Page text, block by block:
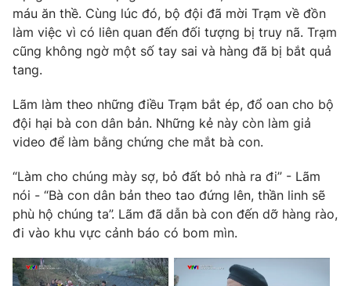
Liên hệ quảng cáo:024-7300.7108
® Cấm sao chép dưới mọi hình thức nếu không có sự chấp
thuận bằng văn bản. Ghi rõ nguồn VTV.vn khi phát hành lại
thông tin từ website này.
máu ăn thề. Cùng lúc đó, bộ đội đã mời Trạm về đồn
làm việc vì có liên quan đến đối tượng bị truy nã. Trạm
cũng không ngờ một số tay sai và hàng đã bị bắt quả
tang.
Lãm làm theo những điều Trạm bắt ép, đổ oan cho bộ
đội hại bà con dân bản. Những kẻ này còn làm giả
video để làm bằng chứng che mắt bà con.
“Làm cho chúng mày sợ, bỏ đất bỏ nhà ra đi” - Lãm
nói - “Bà con dân bản theo tao đứng lên, thần linh sẽ
phù hộ chúng ta”. Lãm đã dẫn bà con đến dỡ hàng rào,
đi vào khu vực cảnh báo có bom mìn.